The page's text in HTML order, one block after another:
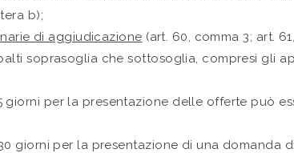
b);
di aggiudicazione (art. 60, comma 3; art.
soprasoglia che sottosoglia, compresi gli
per la presentazione delle offerte può
giorni per la presentazione di una domanda